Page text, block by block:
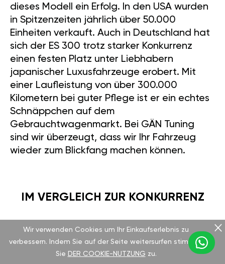
dieses Modell ein Erfolg. In den USA wurden
in Spitzenzeiten jährlich über 50.000
Einheiten verkauft. Auch in Deutschland hat
sich der ES 300 trotz starker Konkurrenz
einen festen Platz unter Liebhabern
japanischer Luxusfahrzeuge erobert. Mit
einer Laufleistung von über 300.000
Kilometern bei guter Pflege ist er ein echtes
Schnäppchen auf dem
Gebrauchtwagenmarkt. Bei GÄN Tuning
sind wir überzeugt, dass wir Ihr Fahrzeug
wieder zum Blickfang machen können.
IM VERGLEICH ZUR KONKURRENZ
Vergleichen wir den ES 300 mit dem BMW
530i aus dem Jahr 2001, der mit einem 3.0-
Liter-Reihensechszylinder 225 PS und 300
Wir verwenden Cookies um Ihr Einkaufserlebnis zu
verbessern. Indem Sie auf der Seite weitersurfen stimmen
Sie DER COOKIE-NUTZUNG zu.